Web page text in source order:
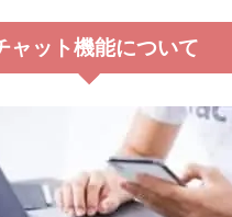
ャット機能について